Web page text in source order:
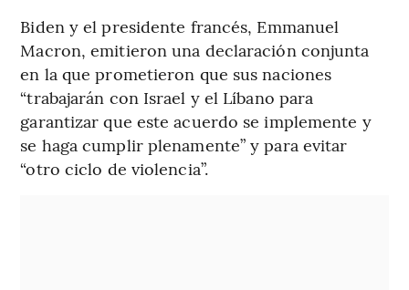
Biden y el presidente francés, Emmanuel
Macron, emitieron una declaración conjunta
en la que prometieron que sus naciones
“trabajarán con Israel y el Líbano para
garantizar que este acuerdo se implemente y
se haga cumplir plenamente” y para evitar
“otro ciclo de violencia”.